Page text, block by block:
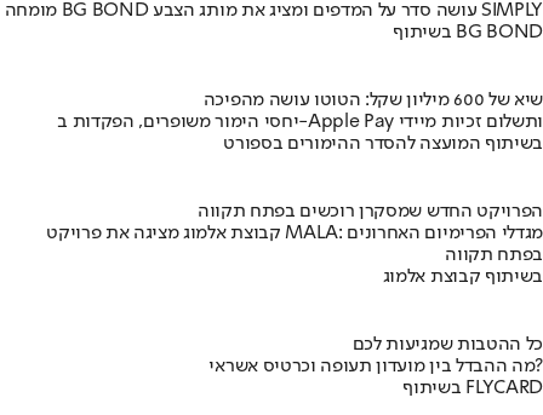
מומחה BG BOND עושה סדר על המדפים ומציג את מותג הצבע SIMPLY
בשיתוף BG BOND
שיא של 600 מיליון שקל: הטוטו עושה מהפיכה
יחסי הימור משופרים, הפקדות ב-Apple Pay ותשלום זכיות מיידי
בשיתוף המועצה להסדר ההימורים בספורט
הפרויקט החדש שמסקרן רוכשים בפתח תקווה
קבוצת אלמוג מציגה את פרויקט MALA: מגדלי הפרימיום האחרונים
בפתח תקווה
בשיתוף קבוצת אלמוג
כל ההטבות שמגיעות לכם
מה ההבדל בין מועדון תעופה וכרטיס אשראי?
בשיתוף FLYCARD